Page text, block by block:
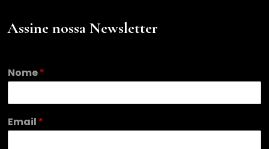
Assine nossa Newsletter
E
m
i
N
Nome*
Email *